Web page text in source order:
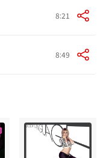
8:21
8:49